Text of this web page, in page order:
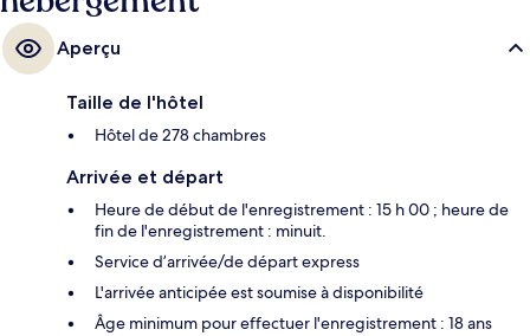
Aperçu
Taille de l'hôtel
Hôtel de 278 chambres
Arrivée et départ
Heure de début de l'enregistrement : 15 h 00 ; heure de
fin de l'enregistrement : minuit.
Service d’arrivée/de départ express
L'arrivée anticipée est soumise à disponibilité
Âge minimum pour effectuer l'enregistrement : 18 ans